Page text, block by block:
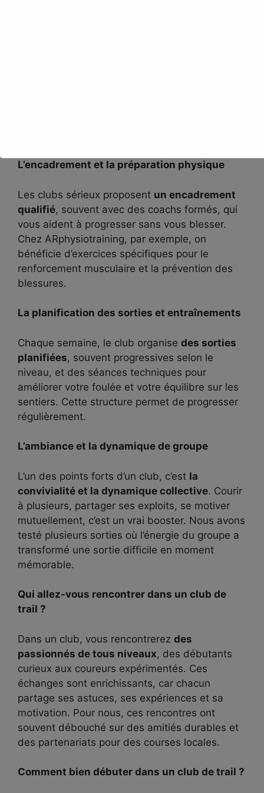
L’encadrement et la préparation physique
Les clubs sérieux proposent un encadrement
qualifié, souvent avec des coachs formés, qui
vous aident à progresser sans vous blesser.
Chez ARphysiotraining, par exemple, on
bénéficie d’exercices spécifiques pour le
renforcement musculaire et la prévention des
blessures.
La planification des sorties et entraînements
Chaque semaine, le club organise des sorties
planifiées, souvent progressives selon le
niveau, et des séances techniques pour
améliorer votre foulée et votre équilibre sur les
sentiers. Cette structure permet de progresser
régulièrement.
L’ambiance et la dynamique de groupe
L’un des points forts d’un club, c’est la
convivialité et la dynamique collective. Courir
à plusieurs, partager ses exploits, se motiver
mutuellement, c’est un vrai booster. Nous avons
testé plusieurs sorties où l’énergie du groupe a
transformé une sortie difficile en moment
mémorable.
Qui allez-vous rencontrer dans un club de
trail ?
Dans un club, vous rencontrerez des
passionnés de tous niveaux, des débutants
curieux aux coureurs expérimentés. Ces
échanges sont enrichissants, car chacun
partage ses astuces, ses expériences et sa
motivation. Pour nous, ces rencontres ont
souvent débouché sur des amitiés durables et
des partenariats pour des courses locales.
Comment bien débuter dans un club de trail ?